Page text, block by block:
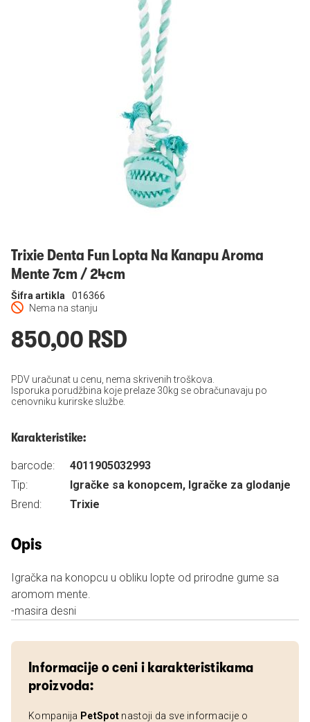
Trixie Denta Fun Lopta Na Kanapu Aroma
Mente 7cm / 24cm
Nema na stanju
Šifra artikla 016366
850,00 RSD
PDV uračunat u cenu, nema skrivenih troškova.
Isporuka porudžbina koje prelaze 30kg se obračunavaju po
cenovniku kurirske službe.
Karakteristike:
barcode:
4011905032993
Tip:
Igračke sa konopcem, Igračke za glodanje
Brend:
Trixie
Opis
Igračka na konopcu u obliku lopte od prirodne gume sa
aromom mente.
-masira desni
Informacije o ceni i karakteristikama
proizvoda:
Kompanija PetSpot nastoji da sve informacije o